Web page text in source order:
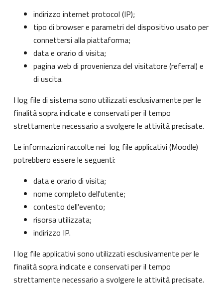
indirizzo internet protocol (IP);
tipo di browser e parametri del dispositivo usato per
connettersi alla piattaforma;
data e orario di visita;
pagina web di provenienza del visitatore (referral) e
di uscita.
I log file di sistema sono utilizzati esclusivamente per le
finalità sopra indicate e conservati per il tempo
strettamente necessario a svolgere le attività precisate.
Le informazioni raccolte nei log file applicativi (Moodle)
potrebbero essere le seguenti:
data e orario di visita;
nome completo dell'utente;
contesto dell'evento;
risorsa utilizzata;
indirizzo IP.
I log file applicativi sono utilizzati esclusivamente per le
finalità sopra indicate e conservati per il tempo
strettamente necessario a svolgere le attività precisate.